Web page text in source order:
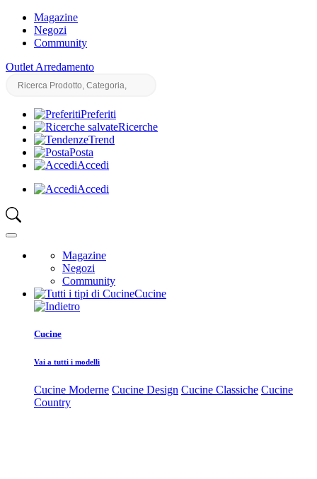
Magazine
Negozi
Community
Outlet Arredamento
Preferiti
Ricerche
Trend
Posta
Accedi
Accedi
Magazine
Negozi
Community
Cucine
Cucine
Vai a tutti i modelli
Cucine Moderne Cucine Design Cucine Classiche Cucine
Country